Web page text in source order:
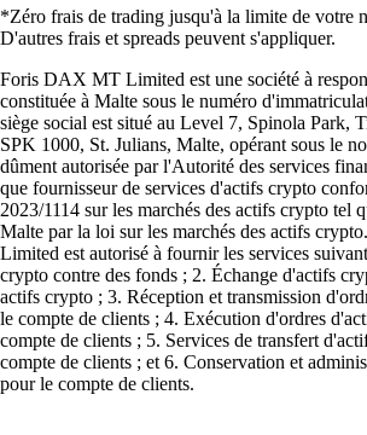
*Zéro frais de trading jusqu'à la limite de votre
D'autres frais et spreads peuvent s'appliquer.
Foris DAX MT Limited est une société à
constituée à Malte sous le numéro
siège social est situé au Level 7, Spinola Park,
SPK 1000, St. Julians, Malte, opérant sous le
dûment autorisée par l'Autorité des services
que fournisseur de services d'actifs crypto
2023/1114 sur les marchés des actifs crypto tel
Malte par la loi sur les marchés des actifs
Limited est autorisé à fournir les services
crypto contre des fonds ; 2. Échange d'actifs
actifs crypto ; 3. Réception et transmission
le compte de clients ; 4. Exécution d'ordres
compte de clients ; 5. Services de transfert
compte de clients ; et 6. Conservation et
pour le compte de clients.